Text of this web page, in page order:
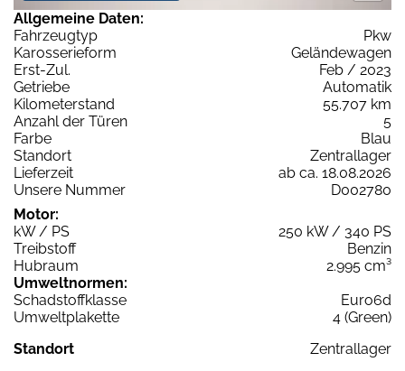
Allgemeine Daten:
Fahrzeugtyp
Pkw
Karosserieform
Geländewagen
Erst-Zul.
Feb / 2023
Getriebe
Automatik
Kilometerstand
55.707 km
Anzahl der Türen
5
Farbe
Blau
Standort
Zentrallager
Lieferzeit
ab ca. 18.08.2026
Unsere Nummer
D002780
Motor:
kW / PS
250 kW / 340 PS
Treibstoff
Benzin
Hubraum
2.995 cm³
Umweltnormen:
Schadstoffklasse
Euro6d
Umweltplakette
4 (Green)
Standort
Zentrallager